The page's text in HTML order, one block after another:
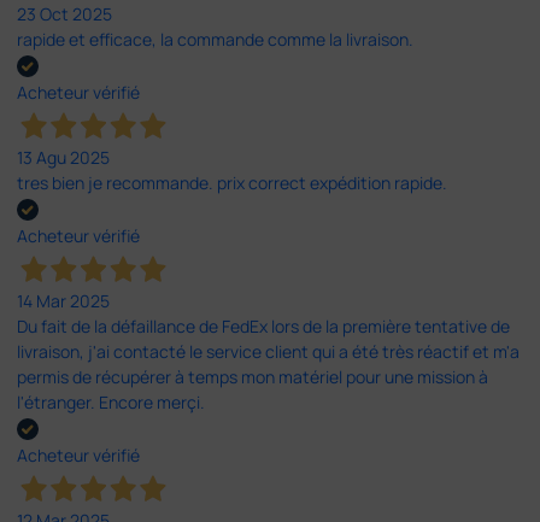
23 Oct 2025
rapide et efficace, la commande comme la livraison.
Acheteur vérifié
13 Agu 2025
tres bien je recommande. prix correct expédition rapide.
Acheteur vérifié
14 Mar 2025
Du fait de la défaillance de FedEx lors de la première tentative de
livraison, j'ai contacté le service client qui a été très réactif et m'a
permis de récupérer à temps mon matériel pour une mission à
l'étranger. Encore merçi.
Acheteur vérifié